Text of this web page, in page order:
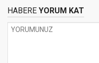
HABERE YORUM KAT